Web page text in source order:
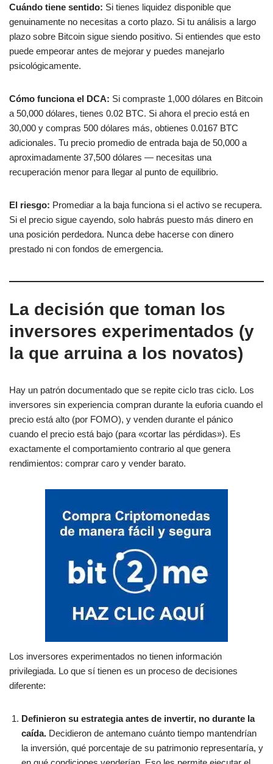
Cuándo tiene sentido: Si tienes liquidez disponible que
genuinamente no necesitas a corto plazo. Si tu análisis a largo
plazo sobre Bitcoin sigue siendo positivo. Si entiendes que esto
puede empeorar antes de mejorar y puedes manejarlo
psicológicamente.
Cómo funciona el DCA: Si compraste 1,000 dólares en Bitcoin
a 50,000 dólares, tienes 0.02 BTC. Si ahora el precio está en
30,000 y compras 500 dólares más, obtienes 0.0167 BTC
adicionales. Tu precio promedio de entrada baja de 50,000 a
aproximadamente 37,500 dólares — necesitas una
recuperación menor para llegar al punto de equilibrio.
El riesgo: Promediar a la baja funciona si el activo se recupera.
Si el precio sigue cayendo, solo habrás puesto más dinero en
una posición perdedora. Nunca debe hacerse con dinero
prestado ni con fondos de emergencia.
La decisión que toman los
inversores experimentados (y
la que arruina a los novatos)
Hay un patrón documentado que se repite ciclo tras ciclo. Los
inversores sin experiencia compran durante la euforia cuando el
precio está alto (por FOMO), y venden durante el pánico
cuando el precio está bajo (para «cortar las pérdidas»). Es
exactamente el comportamiento contrario al que genera
rendimientos: comprar caro y vender barato.
Los inversores experimentados no tienen información
privilegiada. Lo que sí tienen es un proceso de decisiones
diferente:
Definieron su estrategia antes de invertir, no durante la
caída. Decidieron de antemano cuánto tiempo mantendrían
la inversión, qué porcentaje de su patrimonio representaría, y